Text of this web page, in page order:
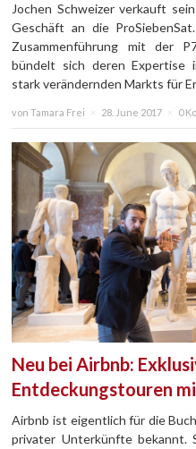
Jochen Schweizer verkauft
Geschäft an die
Zusammenführung mit der
bündelt sich deren Expertise
stark verändernden Markts für
von Tamara Frei 28. June 2017 0
Neu bei Airbnb:
Entdeckungstouren
Airbnb ist eigentlich für die
privater Unterkünfte bekannt.